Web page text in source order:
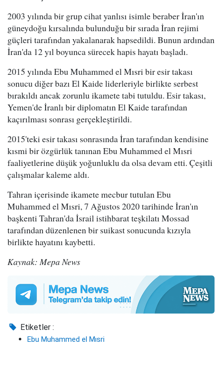
2003 yılında bir grup cihat yanlısı isimle beraber İran'ın
güneydoğu kırsalında bulunduğu bir sırada İran rejimi
güçleri tarafından yakalanarak hapsedildi. Bunun ardından
İran'da 12 yıl boyunca sürecek hapis hayatı başladı.
2015 yılında Ebu Muhammed el Mısri bir esir takası
sonucu diğer bazı El Kaide liderleriyle birlikte serbest
bırakıldı ancak zorunlu ikamete tabi tutuldu. Esir takası,
Yemen'de İranlı bir diplomatın El Kaide tarafından
kaçırılması sonrası gerçekleştirildi.
2015'teki esir takası sonrasında İran tarafından kendisine
kısmi bir özgürlük tanınan Ebu Muhammed el Mısri
faaliyetlerine düşük yoğunluklu da olsa devam etti. Çeşitli
çalışmalar kaleme aldı.
Tahran içerisinde ikamete mecbur tutulan Ebu
Muhammed el Mısri, 7 Ağustos 2020 tarihinde İran'ın
başkenti Tahran'da İsrail istihbarat teşkilatı Mossad
tarafından düzenlenen bir suikast sonucunda kızıyla
birlikte hayatını kaybetti.
Kaynak: Mepa News
Etiketler :
Ebu Muhammed el Mısri